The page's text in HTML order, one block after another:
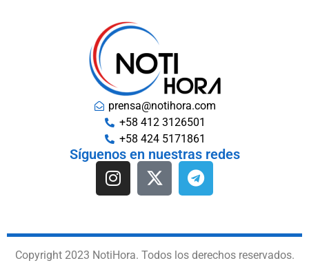
prensa@notihora.com
+58 412 3126501
+58 424 5171861
Síguenos en nuestras redes
Copyright 2023 NotiHora. Todos los derechos reservados.